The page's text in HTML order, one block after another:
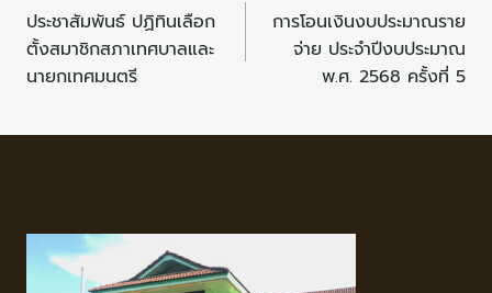
ประชาสัมพันธ์ ปฏิทินเลือก
ตั้งสมาชิกสภาเทศบาลและ
นายกเทศมนตรี
การโอนเงินงบประมาณราย
จ่าย ประจำปีงบประมาณ
พ.ศ. 2568 ครั้งที่ 5